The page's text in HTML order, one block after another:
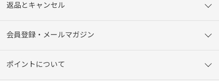
返品とキャンセル
会員登録・メールマガジン
ポイントについて